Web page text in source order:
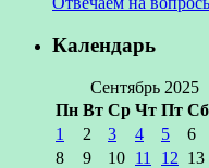
Календарь
Сентябрь 2025
Пн Вт Ср Чт Пт Сб
1 2 3 4 5 6
8
9 10 11 12 13